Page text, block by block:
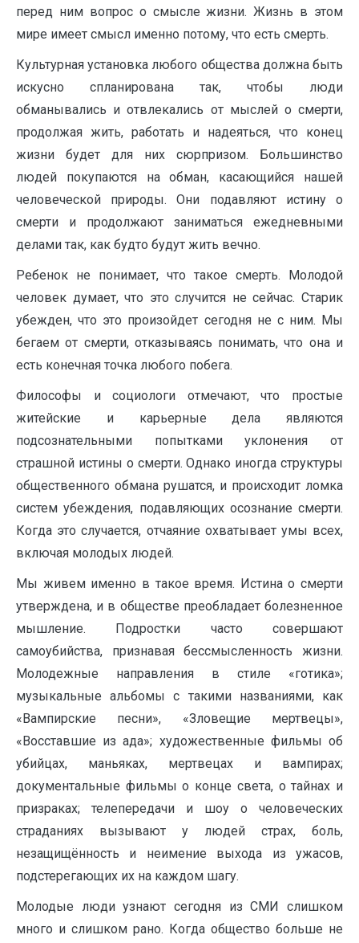
перед ним вопрос о смысле жизни. Жизнь в этом
мире имеет смысл именно потому, что есть смерть.
Культурная установка любого общества должна быть
искусно спланирована так, чтобы люди
обманывались и отвлекались от мыслей о смерти,
продолжая жить, работать и надеяться, что конец
жизни будет для них сюрпризом. Большинство
людей покупаются на обман, касающийся нашей
человеческой природы. Они подавляют истину о
смерти и продолжают заниматься ежедневными
делами так, как будто будут жить вечно.
Ребенок не понимает, что такое смерть. Молодой
человек думает, что это случится не сейчас. Старик
убежден, что это произойдет сегодня не с ним. Мы
бегаем от смерти, отказываясь понимать, что она и
есть конечная точка любого побега.
Философы и социологи отмечают, что простые
житейские и карьерные дела являются
подсознательными попытками уклонения от
страшной истины о смерти. Однако иногда структуры
общественного обмана рушатся, и происходит ломка
систем убеждения, подавляющих осознание смерти.
Когда это случается, отчаяние охватывает умы всех,
включая молодых людей.
Мы живем именно в такое время. Истина о смерти
утверждена, и в обществе преобладает болезненное
мышление. Подростки часто совершают
самоубийства, признавая бессмысленность жизни.
Молодежные направления в стиле «готика»;
музыкальные альбомы с такими названиями, как
«Вампирские песни», «Зловещие мертвецы»,
«Восставшие из ада»; художественные фильмы об
убийцах, маньяках, мертвецах и вампирах;
документальные фильмы о конце света, о тайнах и
призраках; телепередачи и шоу о человеческих
страданиях вызывают у людей страх, боль,
незащищённость и неимение выхода из ужасов,
подстерегающих их на каждом шагу.
Молодые люди узнают сегодня из СМИ слишком
много и слишком рано. Когда общество больше не